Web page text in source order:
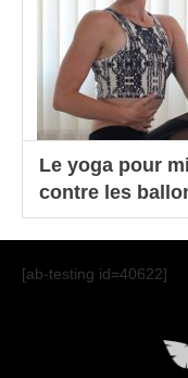
Le yoga pour
contre les
[ab-testing id=40622]